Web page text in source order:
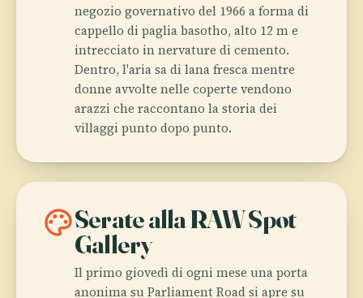
negozio governativo del 1966 a forma di
cappello di paglia basotho, alto 12 m e
intrecciato in nervature di cemento.
Dentro, l'aria sa di lana fresca mentre
donne avvolte nelle coperte vendono
arazzi che raccontano la storia dei
villaggi punto dopo punto.
paletteSerate alla RAW Spot
Gallery
Il primo giovedì di ogni mese una porta
anonima su Parliament Road si apre su